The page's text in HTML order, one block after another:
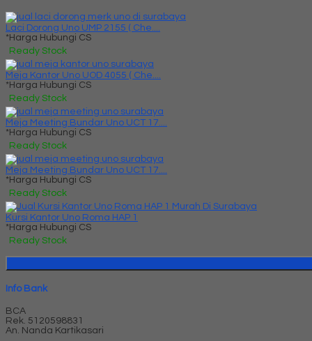
Laci Dorong Uno UMP 2155 ( Che....
*Harga Hubungi CS
Ready Stock
Meja Kantor Uno UOD 4055 ( Che....
*Harga Hubungi CS
Ready Stock
Meja Meeting Bundar Uno UCT 17....
*Harga Hubungi CS
Ready Stock
Meja Meeting Bundar Uno UCT 17....
*Harga Hubungi CS
Ready Stock
Kursi Kantor Uno Roma HAP 1
*Harga Hubungi CS
Ready Stock
Info Bank
BCA
Rek. 5120598831
An. Nanda Kartikasari